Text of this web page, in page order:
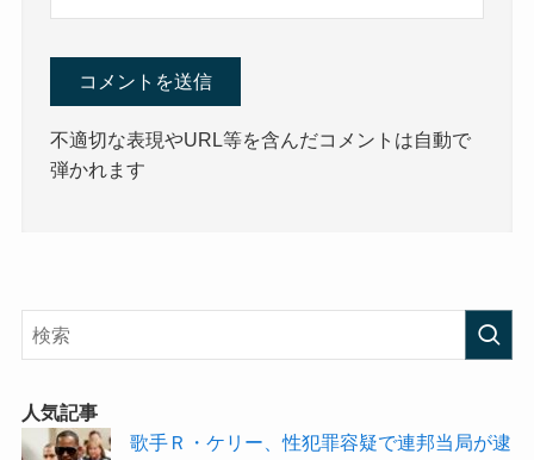
不適切な表現やURL等を含んだコメントは自動で
弾かれます
人気記事
歌手Ｒ・ケリー、性犯罪容疑で連邦当局が逮